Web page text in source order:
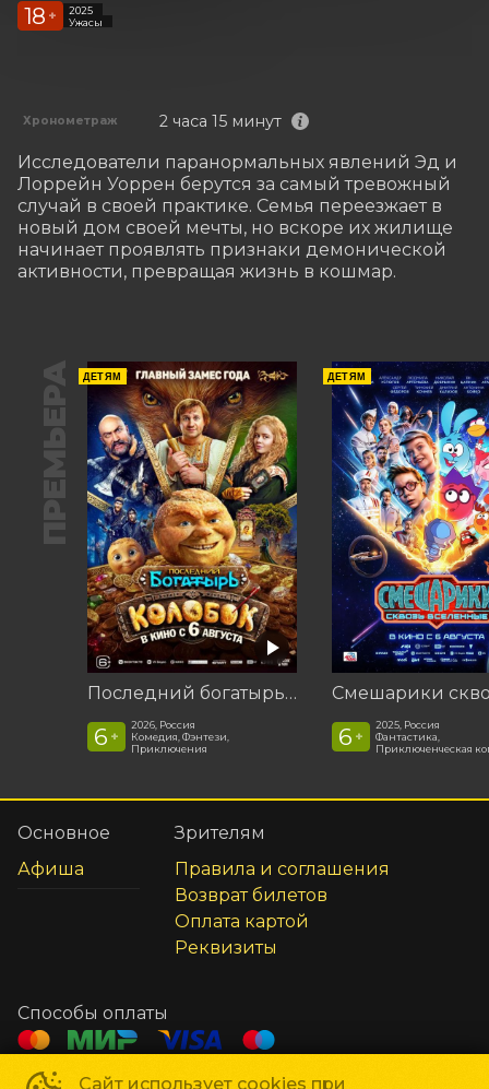
18 +
2025
Ужасы
Хронометраж 2 часа 15 минут
Исследователи паранормальных явлений Эд и
Лоррейн Уоррен берутся за самый тревожный
случай в своей практике. Семья переезжает в
новый дом своей мечты, но вскоре их жилище
начинает проявлять признаки демонической
активности, превращая жизнь в кошмар.
ПРЕМЬЕРА ДЕТЯМ
Последний богатырь. Колобок
6 +
2026, Россия
Комедия, Фэнтези,
Приключения
ДЕТЯМ
6 +
2025, Россия
Фантастика,
Приключенческая
Сайт использует cookies при
Основное
Афиша
Зрителям
Правила и соглашения
Возврат билетов
Оплата картой
Реквизиты
Способы оплаты